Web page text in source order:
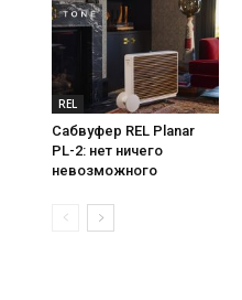
REL
Сабвуфер REL Planar
PL-2: нет ничего
невозможного